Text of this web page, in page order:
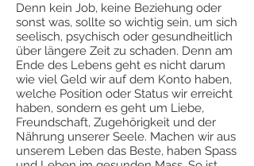
Denn kein Job, keine Beziehung oder
sonst was, sollte so wichtig sein, um sich
seelisch, psychisch oder gesundheitlich
über längere Zeit zu schaden. Denn am
Ende des Lebens geht es nicht darum
wie viel Geld wir auf dem Konto haben,
welche Position oder Status wir erreicht
haben, sondern es geht um Liebe,
Freundschaft, Zugehörigkeit und der
Nährung unserer Seele. Machen wir aus
unserem Leben das Beste, haben Spass